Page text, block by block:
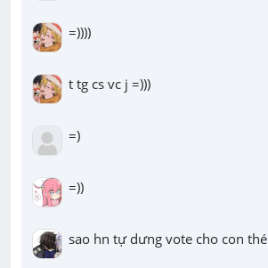
=))))
t tg cs vc j =)))
=)
=))
sao hn tự dưng vote cho con thé